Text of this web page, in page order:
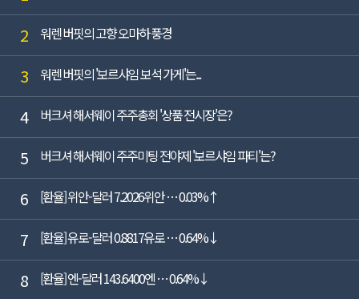
2 워렌 버핏의 고향 오마하 풍경
3 워렌 버핏의 '보르샤임 보석 가게'는...
4 버크셔 해서웨이 주주총회 '상품 전시장'은?
5 버크셔 해서웨이 주주미팅 전야제 '보르샤임 파티'는?
6 [환율] 위안-달러 7.2026위안 … 0.03%↑
7 [환율] 유로-달러 0.8817유로 … 0.64%↓
8 [환율] 엔-달러 143.6400엔 … 0.64%↓